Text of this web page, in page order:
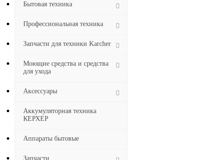
Бытовая техника
Профессиональная техника
Запчасти для техники Karcher
Моющие средства и средства
для ухода
Аксессуары
Аккумуляторная техника
КЕРХЕР
Аппараты бытовые
Запчасти